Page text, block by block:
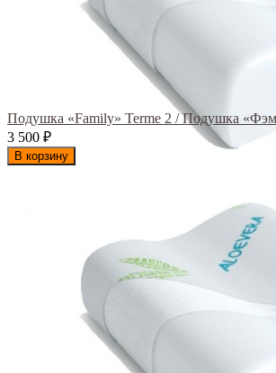
Подушка «Family» Terme 2 / Подушка
3 500 ₽
В корзину